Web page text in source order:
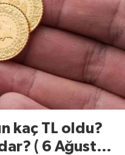
kaç TL oldu?
( 6 Ağustos